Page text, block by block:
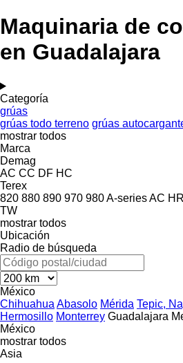
Maquinaria de
en Guadalajara
Categoría
grúas
grúas todo terreno grúas
mostrar todos
Marca
Demag
AC CC DF HC
Terex
820 880 890 970 980A-seriesAC HR
TW
mostrar todos
Ubicación
Radio de búsqueda
México
Chihuahua Abasolo Mérida Tepic,
Hermosillo Monterrey Guadalajara
México
mostrar todos
Asia